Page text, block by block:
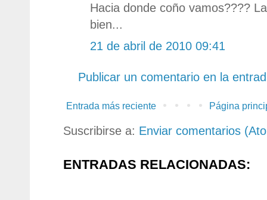
Hacia donde coño vamos????
bien...
21 de abril de 2010 09:41
Publicar un comentario en la
Entrada más reciente Página
Suscribirse a: Enviar comentarios
ENTRADAS RELACIONADAS: